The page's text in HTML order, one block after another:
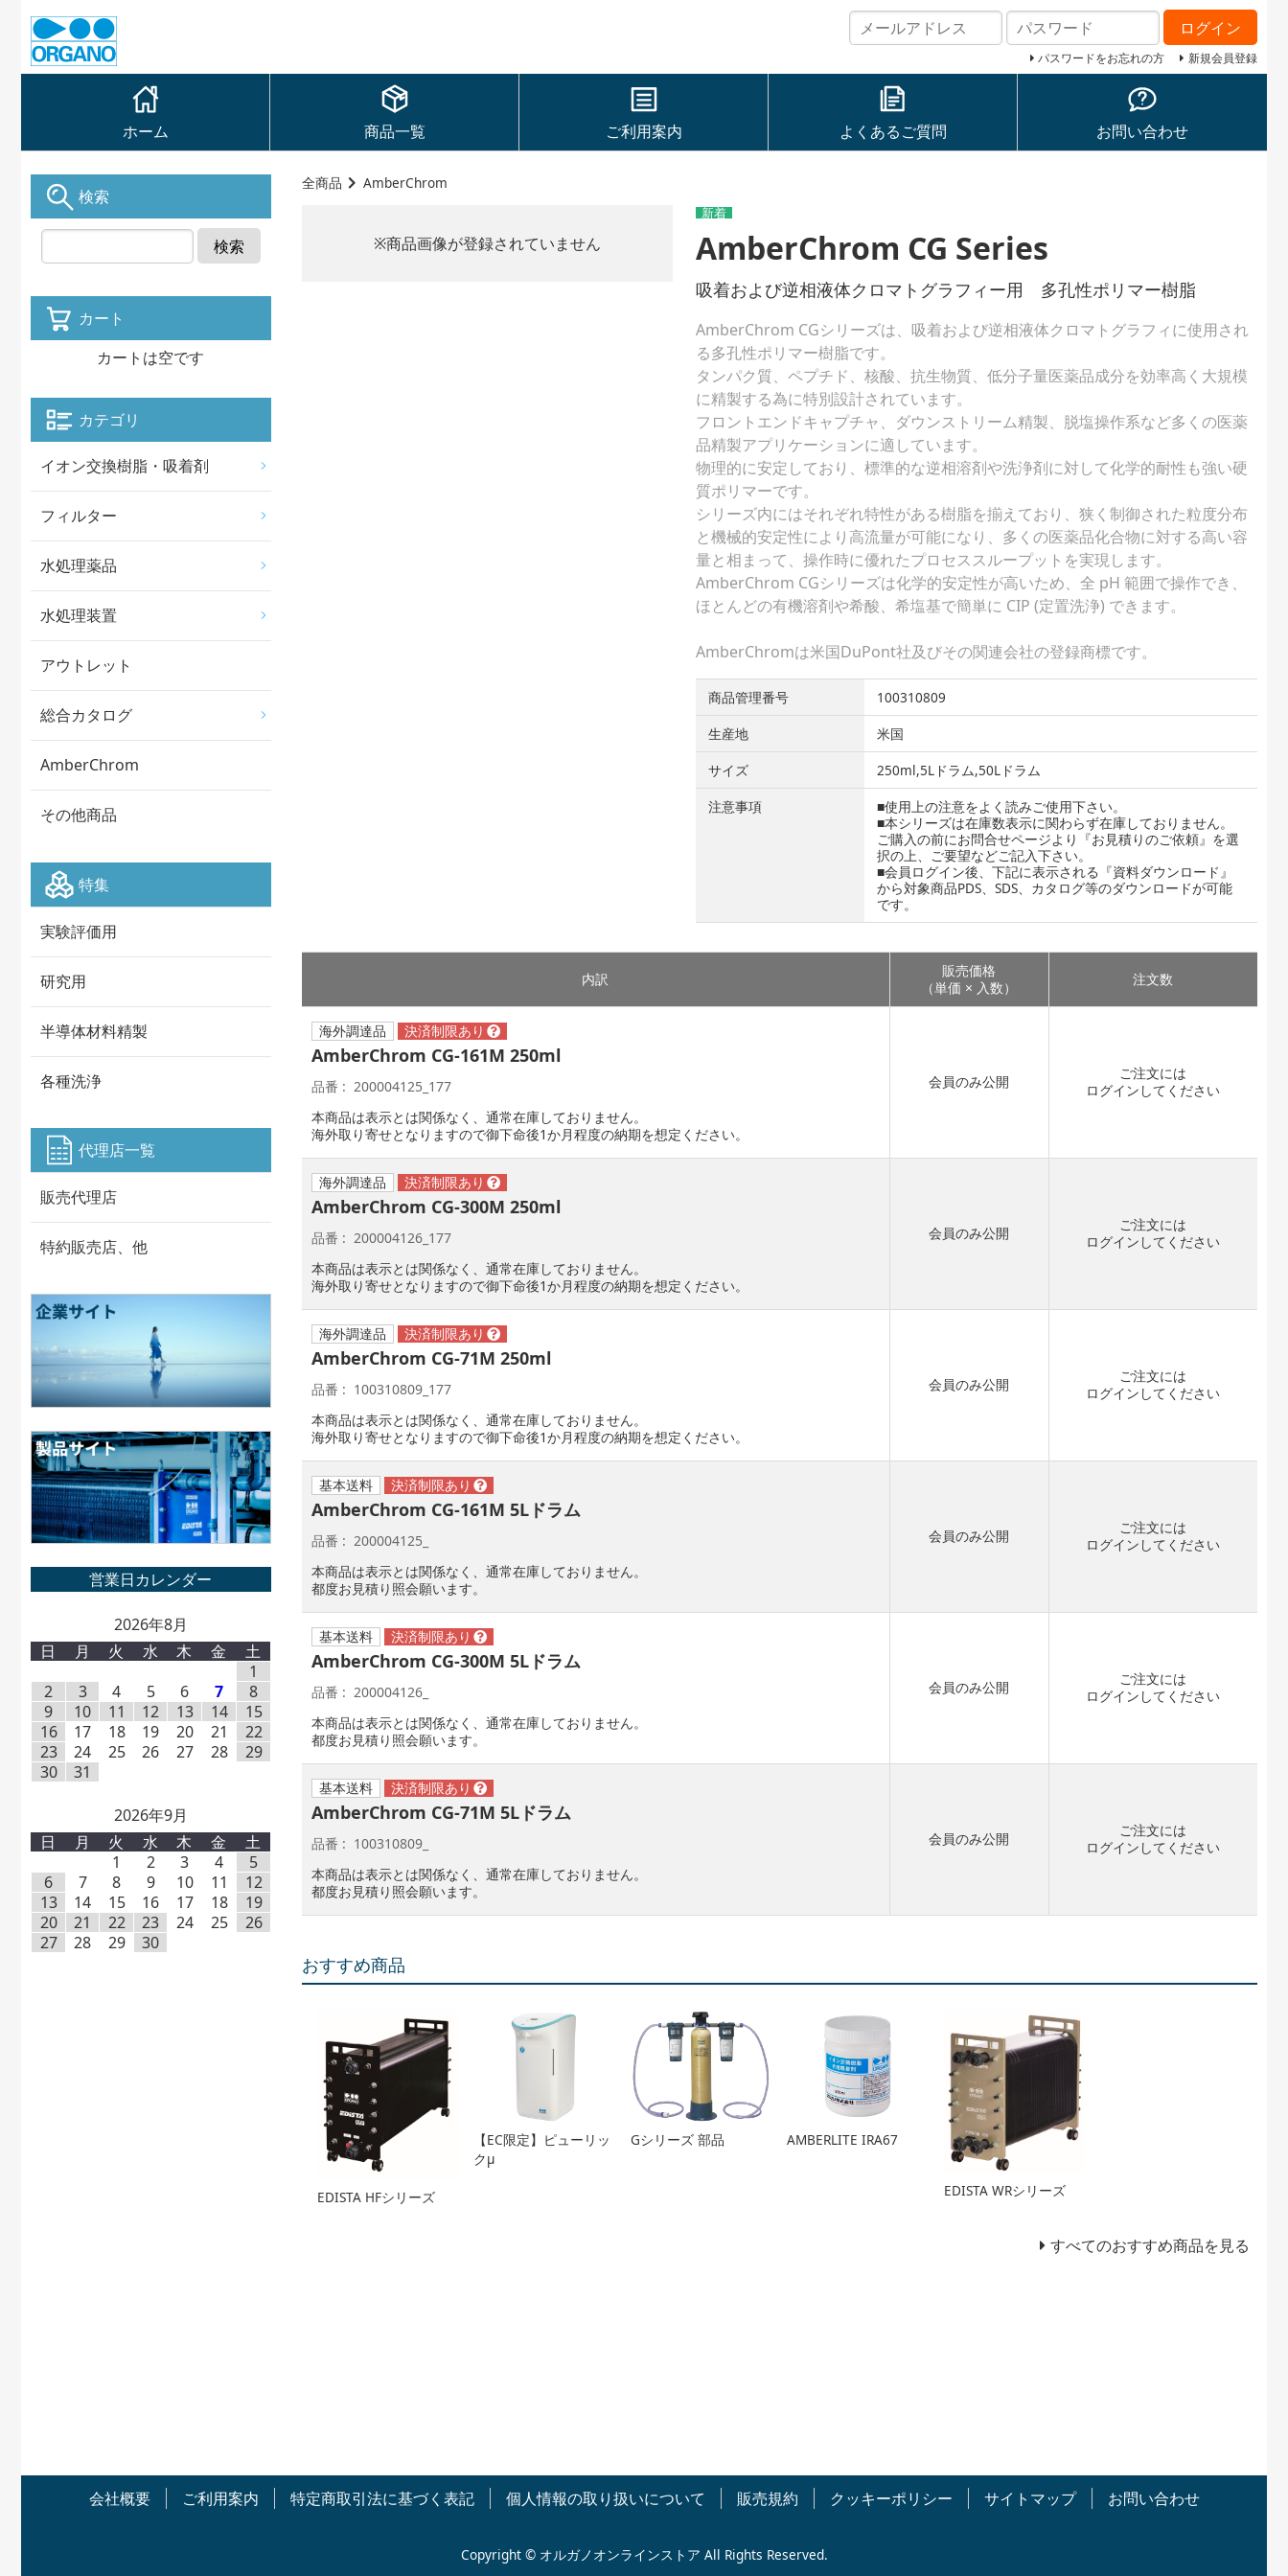
ログイン
パスワードをお忘れの方 新規会員登録
ホーム 商品一覧 ご利用案内 よくあるご質問 お問い合わせ
全商品 AmberChrom
※商品画像が登録されていません AmberChrom CG Series
吸着および逆相液体クロマトグラフィー用 多孔性ポリマー樹脂
AmberChrom CGシリーズは、吸着および逆相液体クロマトグラフィに使用され
る多孔性ポリマー樹脂です。
タンパク質、ペプチド、核酸、抗生物質、低分子量医薬品成分を効率高く大規模
に精製する為に特別設計されています。
フロントエンドキャプチャ、ダウンストリーム精製、脱塩操作系など多くの医薬
品精製アプリケーションに適しています。
物理的に安定しており、標準的な逆相溶剤や洗浄剤に対して化学的耐性も強い硬
質ポリマーです。
シリーズ内にはそれぞれ特性がある樹脂を揃えており、狭く制御された粒度分布
と機械的安定性により高流量が可能になり、多くの医薬品化合物に対する高い容
量と相まって、操作時に優れたプロセススループットを実現します。
AmberChrom CGシリーズは化学的安定性が高いため、全 pH 範囲で操作でき、
ほとんどの有機溶剤や希酸、希塩基で簡単に CIP (定置洗浄) できます。
AmberChromは米国DuPont社及びその関連会社の登録商標です。
商品管理番号
100310809
生産地
米国
サイズ
250ml,5Lドラム,50Lドラム
注意事項
■使用上の注意をよく読みご使用下さい。
■本シリーズは在庫数表示に関わらず在庫しておりません。
ご購入の前にお問合せページより『お見積りのご依頼』を選
択の上、ご要望などご記入下さい。
■会員ログイン後、下記に表示される『資料ダウンロード』
から対象商品PDS、SDS、カタログ等のダウンロードが可能
です。
内訳
販売価格
（単価 × 入数）
注文数
海外調達品
AmberChrom CG-161M 250ml
品番
200004125_177
本商品は表示とは関係なく、通常在庫しておりません。
海外取り寄せとなりますので御下命後1か月程度の納期を想定ください。
会員のみ公開
ご注文には
ログイン してください
海外調達品
AmberChrom CG-300M 250ml
品番
200004126_177
本商品は表示とは関係なく、通常在庫しておりません。
海外取り寄せとなりますので御下命後1か月程度の納期を想定ください。
会員のみ公開
ご注文には
ログイン してください
海外調達品
AmberChrom CG-71M 250ml
品番
100310809_177
本商品は表示とは関係なく、通常在庫しておりません。
海外取り寄せとなりますので御下命後1か月程度の納期を想定ください。
会員のみ公開
ご注文には
ログイン してください
基本送料
AmberChrom CG-161M 5Lドラム
品番
200004125_
本商品は表示とは関係なく、通常在庫しておりません。
都度お見積り照会願います。
会員のみ公開
ご注文には
ログイン してください
基本送料
AmberChrom CG-300M 5Lドラム
品番
200004126_
本商品は表示とは関係なく、通常在庫しておりません。
都度お見積り照会願います。
会員のみ公開
ご注文には
ログイン してください
基本送料
AmberChrom CG-71M 5Lドラム
品番
100310809_
本商品は表示とは関係なく、通常在庫しておりません。
都度お見積り照会願います。
会員のみ公開
ご注文には
ログイン してください
おすすめ商品
EDISTA HFシリーズ
【EC限定】ピューリッ
クμ
Gシリーズ 部品 AMBERLITE IRA67
EDISTA WRシリーズ
すべてのおすすめ商品を見る
検索
検索
カート
カートは空です
カテゴリ
イオン交換樹脂・吸着剤
フィルター
水処理薬品
水処理装置
アウトレット
総合カタログ
AmberChrom
その他商品
特集
実験評価用
研究用
半導体材料精製
各種洗浄
代理店一覧
販売代理店
特約販売店、他
2026年8月
日
月 火 水 木 金
土
1
2
3 4 5 6 7
8
9
10 11 12 13 14
15
16
17 18 19 20 21
22
23
24 25 26 27 28
29
30
31
2026年9月
日
月 火 水 木 金
土
1
2 3 4
5
6
7 8 9 10 11
12
13
14 15 16 17 18
19
20
21 22 23 24 25
26
27
28 29 30
会社概要 ご利用案内 特定商取引法に基づく表記 個人情報の取り扱いについて 販売規約 クッキーポリシー サイトマップ お問い合わせ
Copyright © オルガノオンラインストア All Rights Reserved.